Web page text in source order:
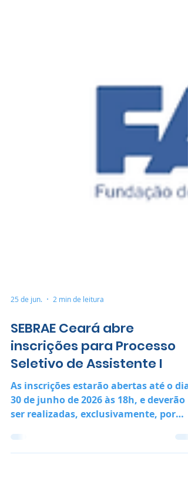
25 de jun. 2 min de leitura
SEBRAE Ceará abre
inscrições para Processo
Seletivo de Assistente I
As inscrições estarão abertas até o dia
30 de junho de 2026 às 18h, e deverão
ser realizadas, exclusivamente, por
meio do portal da FAPETEC-